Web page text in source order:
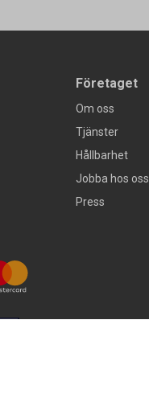
Företaget
Om oss
Tjänster
Hållbarhet
Jobba hos oss
Press